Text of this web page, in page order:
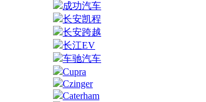
成功汽车
长安凯程
长安跨越
长江EV
车驰汽车
Cupra
Czinger
Caterham